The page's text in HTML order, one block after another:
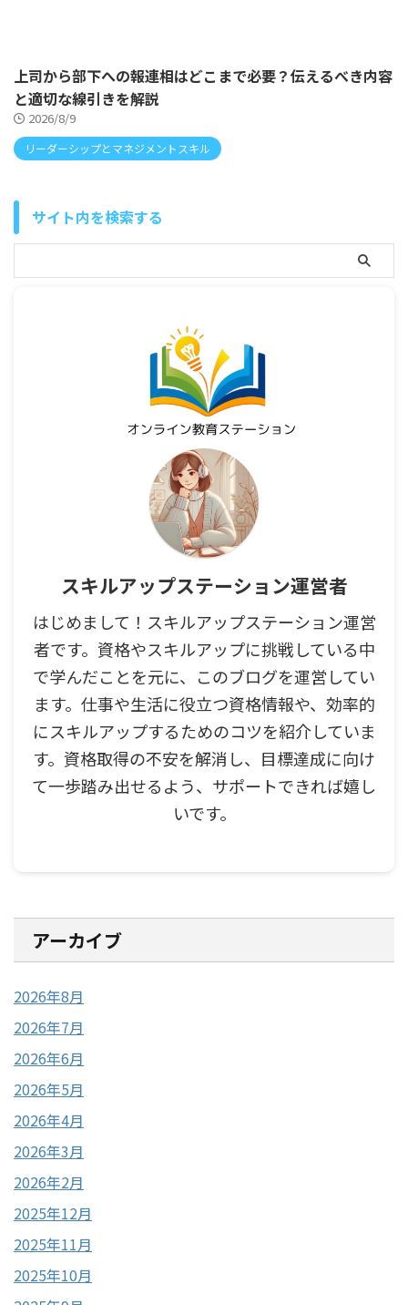
上司から部下への報連相はどこまで必要？伝えるべき内容
と適切な線引きを解説
2026/8/9
リーダーシップとマネジメントスキル
サイト内を検索する
スキルアップステーション運営者
はじめまして！スキルアップステーション運営
者です。資格やスキルアップに挑戦している中
で学んだことを元に、このブログを運営してい
ます。仕事や生活に役立つ資格情報や、効率的
にスキルアップするためのコツを紹介していま
す。資格取得の不安を解消し、目標達成に向け
て一歩踏み出せるよう、サポートできれば嬉し
いです。
アーカイブ
2026年8月
2026年7月
2026年6月
2026年5月
2026年4月
2026年3月
2026年2月
2025年12月
2025年11月
2025年10月